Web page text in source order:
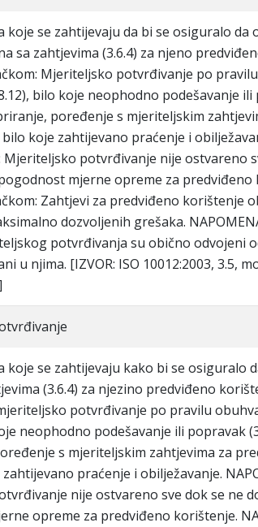
koje se zahtijevaju da bi se osiguralo da
sa zahtjevima (3.6.4) za njeno
Mjeriteljsko potvrđivanje po
bilo koje neophodno podešavanje
poređenje s mjeriteljskim
koje zahtijevano praćenje i
Mjeriteljsko potvrđivanje nije ostvareno
mjerne opreme za predviđeno
Zahtjevi za predviđeno korištenje
dozvoljenih grešaka.
potvrđivanja su obično odvojeni
u njima. [IZVOR: ISO 10012:2003, 3.5,
koje se zahtijevaju kako bi se osiguralo
(3.6.4) za njezino predviđeno
potvrđivanje po pravilu
neophodno podešavanje ili popravak
s mjeriteljskim zahtjevima za
praćenje i obilježavanje.
nije ostvareno sve dok se ne
opreme za predviđeno korištenje.